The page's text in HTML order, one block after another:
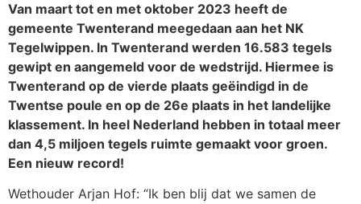
Van maart tot en met oktober 2023 heeft de
gemeente Twenterand meegedaan aan het NK
Tegelwippen. In Twenterand werden 16.583 tegels
gewipt en aangemeld voor de wedstrijd. Hiermee is
Twenterand op de vierde plaats geëindigd in de
Twentse poule en op de 26e plaats in het landelijke
klassement. In heel Nederland hebben in totaal meer
dan 4,5 miljoen tegels ruimte gemaakt voor groen.
Een nieuw record!
Wethouder Arjan Hof: “Ik ben blij dat we samen de